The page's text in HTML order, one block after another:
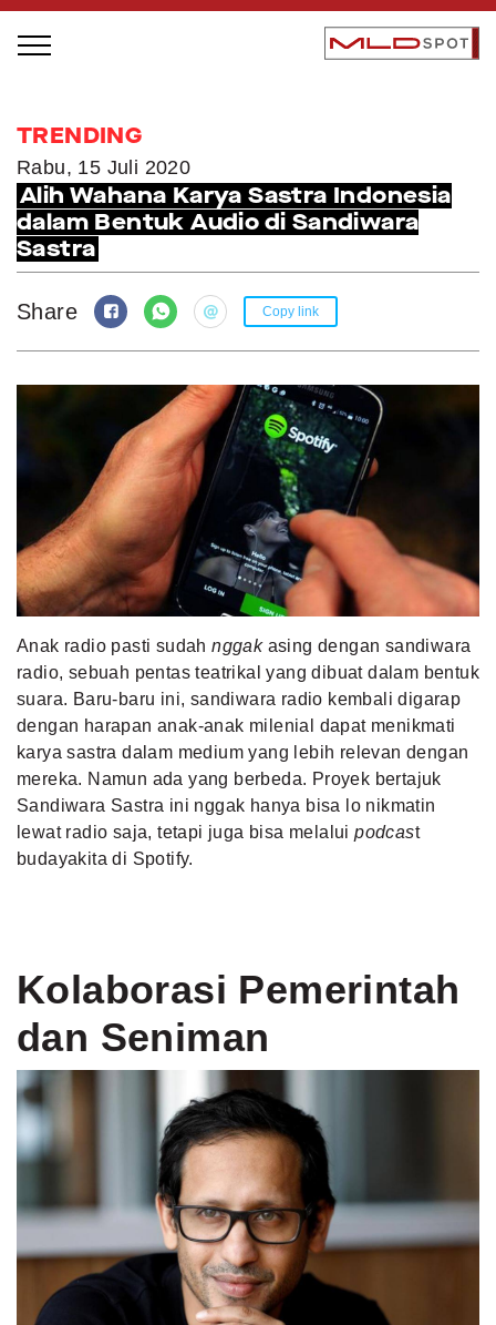
LOCAL GREATNESS
INSPIRING PEOPLE
INSPIRING PRODUCTS
INSPIRING PLACES
INSPIRING COMMUNITIES
TRENDING
EVENTS
MLDPODCAST
VIDEOS
MLDPOINTS
SEARCH
TRENDING
Rabu, 15 Juli 2020
Alih Wahana Karya Sastra Indonesia
dalam Bentuk Audio di Sandiwara
Sastra
Share Copy link
Anak radio pasti sudahnggakasing dengan sandiwara
radio, sebuah pentas teatrikal yang dibuat dalam bentuk
suara. Baru-baru ini, sandiwara radio kembali digarap
dengan harapan anak-anak milenial dapat menikmati
karya sastra dalam medium yang lebih relevan dengan
mereka. Namun ada yang berbeda. Proyek bertajuk
Sandiwara Sastra ini nggak hanya bisa lo nikmatin
lewat radio saja, tetapi juga bisa melaluipodcast
budayakita di Spotify.
Kolaborasi Pemerintah
dan Seniman